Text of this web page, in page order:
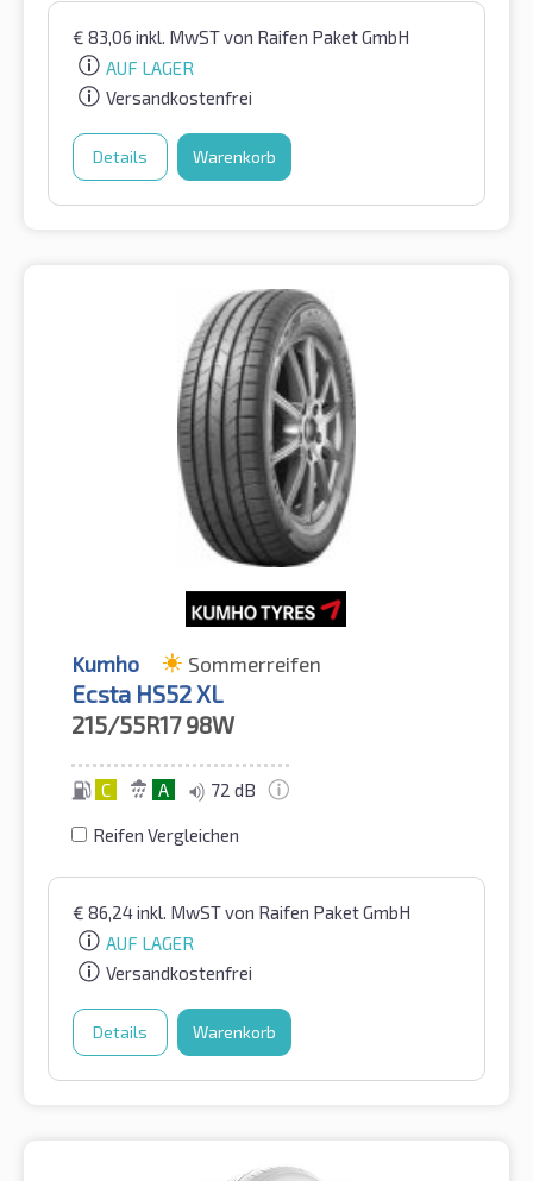
€ 83,06 inkl. MwSTvon Raifen Paket GmbH
AUF LAGER
Versandkostenfrei
Details Warenkorb
Kumho Sommerreifen
Ecsta HS52 XL
215/55R17 98W
C A 72 dB
Reifen Vergleichen
€ 86,24inkl. MwSTvon Raifen Paket GmbH
AUF LAGER
Versandkostenfrei
Details Warenkorb